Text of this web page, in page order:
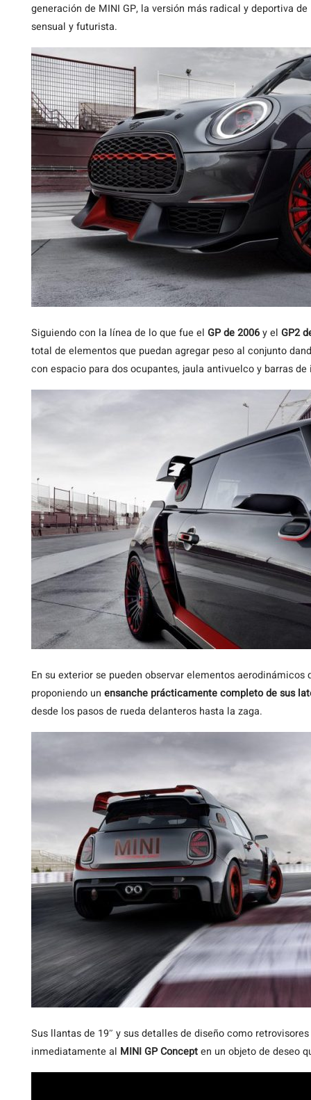
generación de MINI GP, la versión más radical y deportiva de
sensual y futurista.
Siguiendo con la línea de lo que fue el GP de 2006y el GP2
total de elementos que puedan agregar peso al conjunto
con espacio para dos ocupantes, jaula antivuelco y barras
En su exterior se pueden observar elementos
proponiendo un ensanche prácticamente completo de sus
desde los pasos de rueda delanteros hasta la zaga.
Sus llantas de 19″ y sus detalles de diseño como
inmediatamente al MINI GP Concepten un objeto de deseo